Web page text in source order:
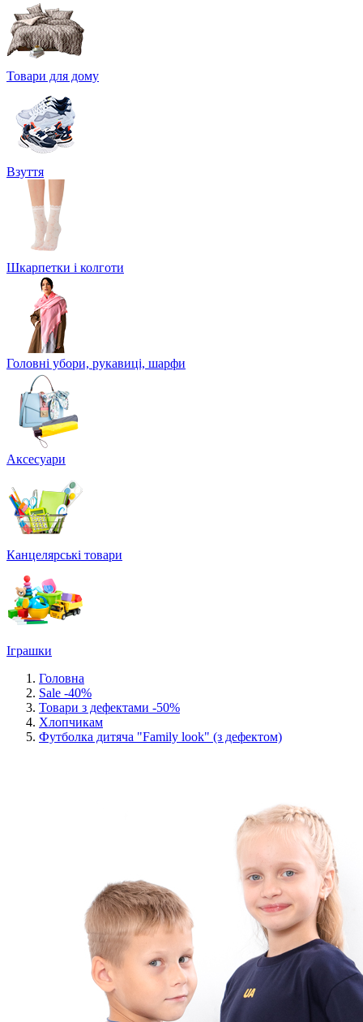
Товари для дому
Взуття
Шкарпетки і колготи
Головні убори, рукавиці, шарфи
Аксесуари
Канцелярські товари
Іграшки
Головна
Sale -40%
Товари з дефектами -50%
Хлопчикам
Футболка дитяча "Family look" (з дефектом)